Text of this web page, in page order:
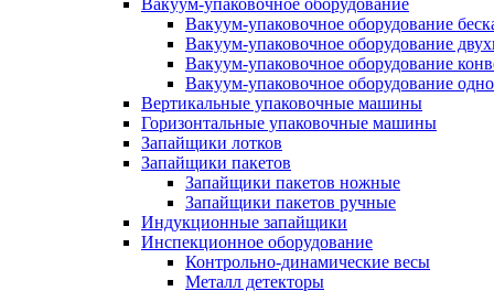
Вакуум-упаковочное оборудование
Вакуум-упаковочное оборудование
Вакуум-упаковочное оборудование
Вакуум-упаковочное оборудование
Вертикальные упаковочные машины
Горизонтальные упаковочные машины
Запайщики лотков
Запайщики пакетов
Запайщики пакетов ножные
Запайщики пакетов ручные
Индукционные запайщики
Инспекционное оборудование
Контрольно-динамические весы
Металл детекторы